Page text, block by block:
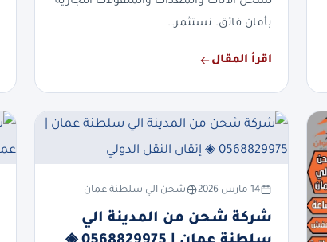
بأمان فائق. نستثمر…
اقرأ المقال
14 مارس 2026 شحن الي سلطنة عمان
شركة شحن من المدينة الي